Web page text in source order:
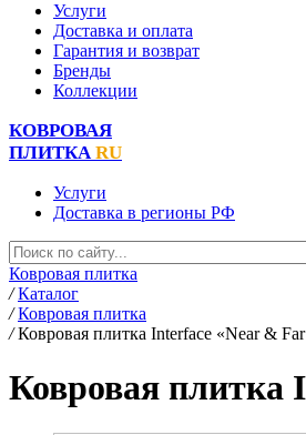
Услуги
Доставка и оплата
Гарантия и возврат
Бренды
Коллекции
КОВРОВАЯ
ПЛИТКА RU
Услуги
Доставка в регионы РФ
Ковровая плитка
/ Каталог
/ Ковровая плитка
/ Ковровая плитка Interface «Near &
Ковровая плитка